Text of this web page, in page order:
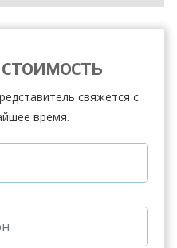
свяжется с
время.